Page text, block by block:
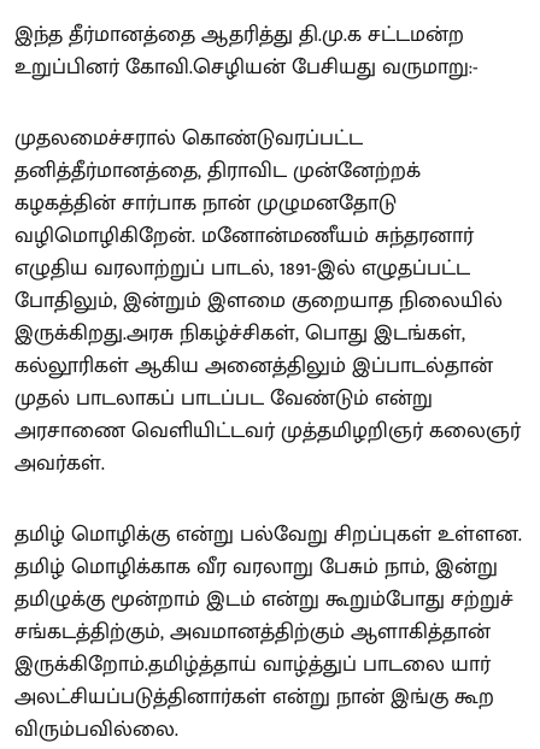
இந்த தீர்மானத்தை ஆதரித்து தி.மு.க சட்டமன்ற
உறுப்பினர் கோவி.செழியன் பேசியது வருமாறு:-
முதலமைச்சரால் கொண்டுவரப்பட்ட
தனித்தீர்மானத்தை, திராவிட முன்னேற்றக்
கழகத்தின் சார்பாக நான் முழுமனதோடு
வழிமொழிகிறேன். மனோன்மணீயம் சுந்தரனார்
எழுதிய வரலாற்றுப் பாடல், 1891-இல் எழுதப்பட்ட
போதிலும், இன்றும் இளமை குறையாத நிலையில்
இருக்கிறது.அரசு நிகழ்ச்சிகள், பொது இடங்கள்,
கல்லூரிகள் ஆகிய அனைத்திலும் இப்பாடல்தான்
முதல் பாடலாகப் பாடப்பட வேண்டும் என்று
அரசாணை வெளியிட்டவர் முத்தமிழறிஞர் கலைஞர்
அவர்கள்.
தமிழ் மொழிக்கு என்று பல்வேறு சிறப்புகள் உள்ளன.
தமிழ் மொழிக்காக வீர வரலாறு பேசும் நாம், இன்று
தமிழுக்கு மூன்றாம் இடம் என்று கூறும்போது சற்றுச்
சங்கடத்திற்கும், அவமானத்திற்கும் ஆளாகித்தான்
இருக்கிறோம்.தமிழ்த்தாய் வாழ்த்துப் பாடலை யார்
அலட்சியப்படுத்தினார்கள் என்று நான் இங்கு கூற
விரும்பவில்லை.